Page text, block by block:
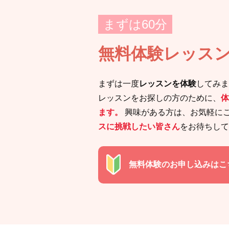
まずは60分
無料体験レッス
まずは一度レッスンを体験してみ
レッスンをお探しの方のために、
ます。
興味がある方は、お気軽に
スに挑戦したい皆さんをお待ちし
無料体験のお申し込みはこ